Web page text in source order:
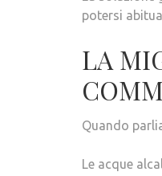
potersi
LA
Quando
Le acque